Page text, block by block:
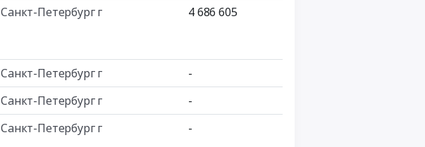
Санкт-Петербург г 4 686 605
Санкт-Петербург г
-
Санкт-Петербург г
-
Санкт-Петербург г -